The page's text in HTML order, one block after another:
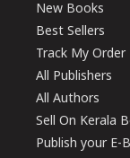
New Books
Best Sellers
Track My Order
All Publishers
All Authors
Sell On Kerala
Publish your E-